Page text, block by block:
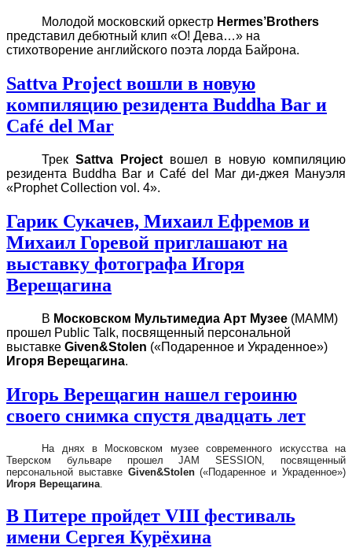
Молодой московский оркестр Hermes’Brothers
представил дебютный клип «О! Дева…» на
стихотворение английского поэта лорда Байрона.
Sattva Project вошли в новую
компиляцию резидента Buddha Bar и
Café del Mar
ТрекSattva Project вошел в новую компиляцию
резидента Buddha Bar и Café del Mar ди-джея Мануэля
«Prophet Collection vol. 4».
Гарик Сукачев, Михаил Ефремов и
Михаил Горевой приглашают на
выставку фотографа Игоря
Верещагина
В Московском Мультимедиа Арт Музее (МАММ)
прошел Public Talk, посвященный персональной
выставке Given&Stolen («Подаренное и Украденное»)
Игоря Верещагина.
Игорь Верещагин нашел героиню
своего снимка спустя двадцать лет
На днях в Московском музее современного искусства на
Тверском бульваре прошел JAM SESSION, посвященный
персональной выставке Given&Stolen(«Подаренное и Украденное»)
Игоря Верещагина
В Питере пройдет VIII фестиваль
имени Сергея Курёхина